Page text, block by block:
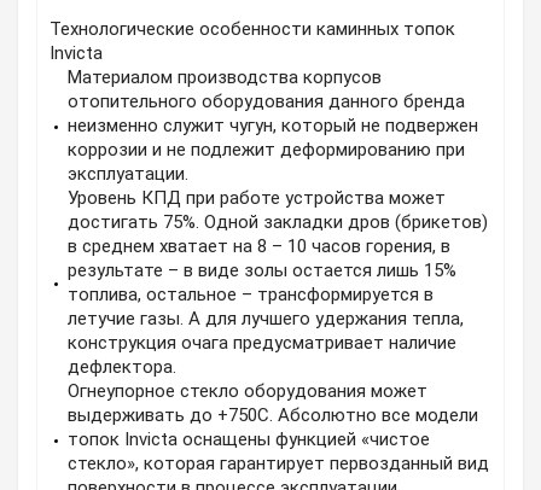
Технологические особенности каминных топок
Invicta
Материалом производства корпусов
отопительного оборудования данного бренда
неизменно служит чугун, который не подвержен
коррозии и не подлежит деформированию при
эксплуатации.
Уровень КПД при работе устройства может
достигать 75%. Одной закладки дров (брикетов)
в среднем хватает на 8 – 10 часов горения, в
результате – в виде золы остается лишь 15%
топлива, остальное – трансформируется в
летучие газы. А для лучшего удержания тепла,
конструкция очага предусматривает наличие
дефлектора.
Огнеупорное стекло оборудования может
выдерживать до +750С. Абсолютно все модели
топок Invicta оснащены функцией «чистое
стекло», которая гарантирует первозданный вид